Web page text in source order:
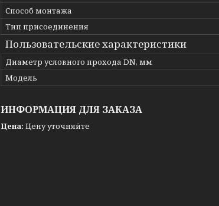
Способ монтажа
Тип присоединения
Пользовательские характеристики
Диаметр условного прохода DN, мм
Модель
ИНФОРМАЦИЯ ДЛЯ ЗАКАЗА
Цена: Цену уточняйте